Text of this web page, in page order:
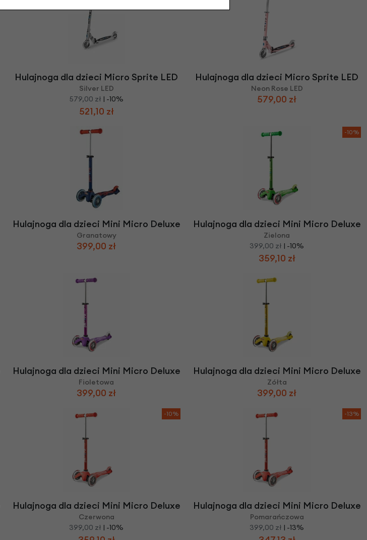
Hulajnoga dla dzieci Micro Sprite LED
Silver LED
579,00 zł | -10%
521,10 zł
Hulajnoga dla dzieci Micro Sprite LED
Neon Rose LED
579,00 zł
Hulajnoga dla dzieci Mini Micro Deluxe
Granatowy
399,00 zł
-10%
Hulajnoga dla dzieci Mini Micro Deluxe
Zielona
399,00 zł | -10%
359,10 zł
Hulajnoga dla dzieci Mini Micro Deluxe
Fioletowa
399,00 zł
Hulajnoga dla dzieci Mini Micro Deluxe
Zółta
399,00 zł
-10%
Hulajnoga dla dzieci Mini Micro Deluxe
Czerwona
399,00 zł | -10%
-13%
Hulajnoga dla dzieci Mini Micro Deluxe
Pomarańczowa
399,00 zł | -13%